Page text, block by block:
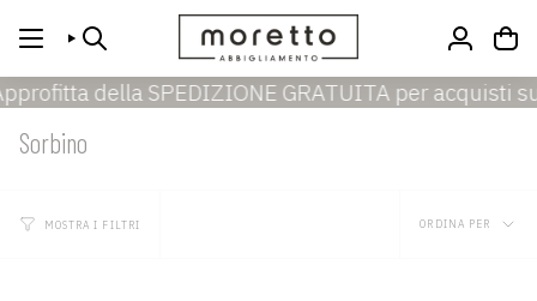
contenutoCERCA
della SPEDIZIONE GRATUITA per acquisti
Sorbino
MOSTRA I FILTRI
Ordina
ORDINA PER